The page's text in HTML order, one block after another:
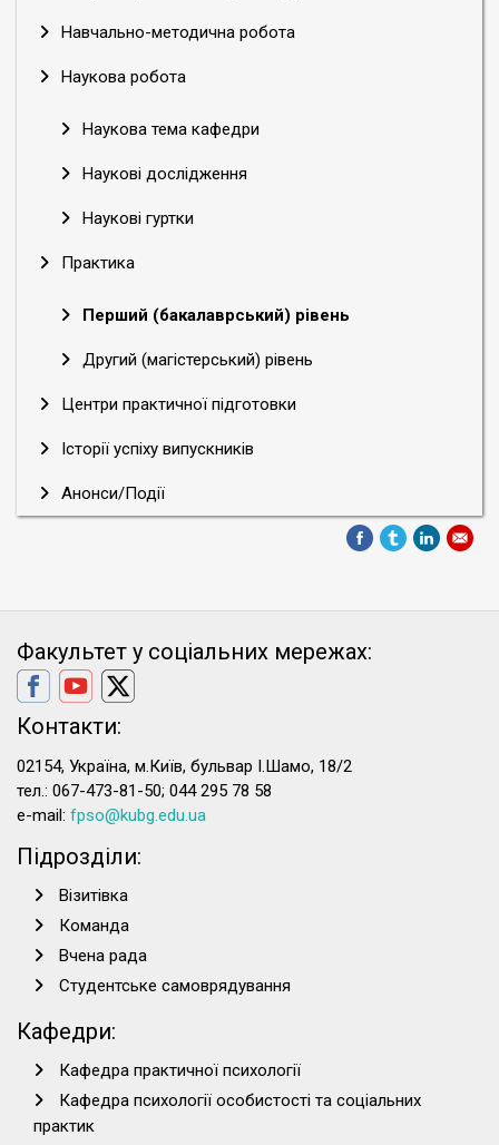
Навчально-методична робота
Наукова робота
Наукова тема кафедри
Наукові дослідження
Наукові гуртки
Практика
Перший (бакалаврський) рівень
Другий (магістерський) рівень
Центри практичної підготовки
Історії успіху випускників
Анонси/Події
Факультет у соціальних мережах:
Контакти:
02154, Україна, м.Київ, бульвар І.Шамо, 18/2
тел.: 067-473-81-50; 044 295 78 58
e-mail: fpso@kubg.edu.ua
Підрозділи:
Візитівка
Команда
Вчена рада
Студентське самоврядування
Кафедри:
Кафедра практичної психології
Кафедра психології особистості та соціальних
практик